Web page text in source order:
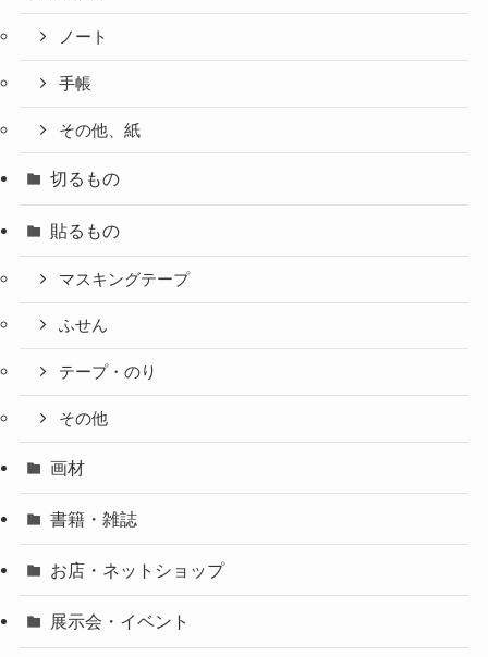
ノート
手帳
その他、紙
切るもの
貼るもの
マスキングテープ
ふせん
テープ・のり
その他
画材
書籍・雑誌
お店・ネットショップ
展示会・イベント